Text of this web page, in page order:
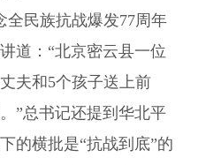
民族抗战爆发77周年
道：“北京密云县一位
夫和5个孩子送上前
”总书记还提到华北平
的横批是“抗战到底”的